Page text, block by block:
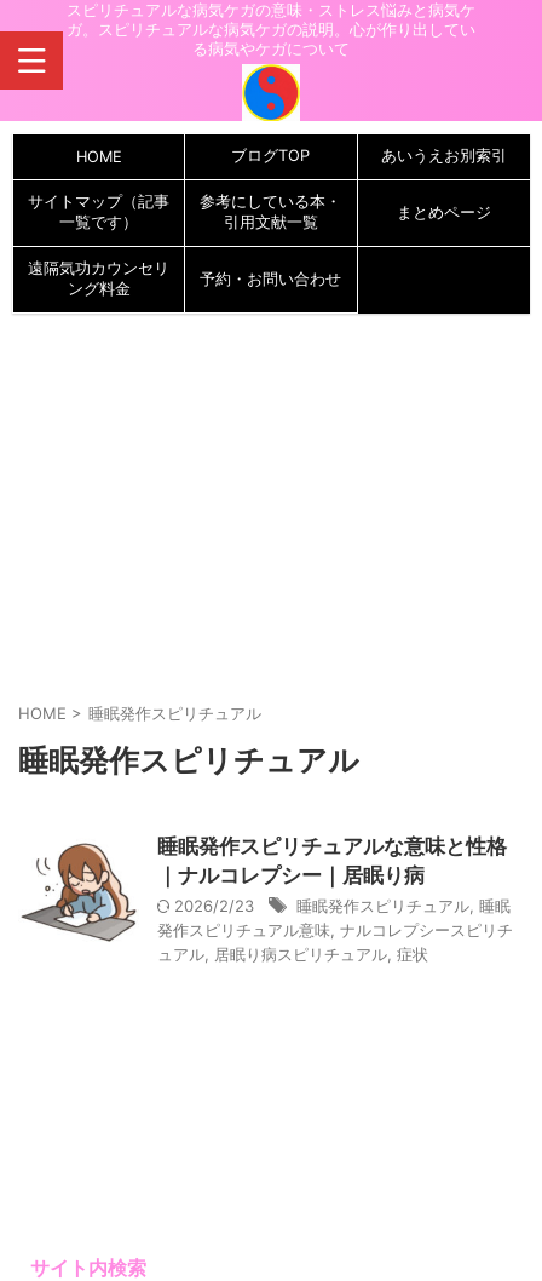
スピリチュアルな病気ケガの意味・ストレス悩みと病気ケ
ガ。スピリチュアルな病気ケガの説明。心が作り出してい
る病気やケガについて
HOME ブログTOP あいうえお別索引
サイトマップ（記事
一覧です）
参考にしている本・
引用文献一覧
まとめページ
遠隔気功カウンセリ
ング料金
予約・お問い合わせ
HOME > 睡眠発作スピリチュアル
睡眠発作スピリチュアル
睡眠発作スピリチュアルな意味と性格
｜ナルコレプシー｜居眠り病
2026/2/23 睡眠発作スピリチュアル 睡眠
発作スピリチュアル意味 ナルコレプシースピリチ
ュアル
居眠り病スピリチュアル 症状
サイト内検索